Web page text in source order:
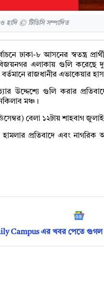
হাদি © টিডিসি সম্পাদিত
ঢাকা-৮ আসনের স্বতন্ত্র
এলাকায় গুলি করেছে
রাজধানীর এভাকেয়ার
উদ্দেশ্যে গুলি করার
মঞ্চ।
বেলা ১২টায় শাহবাগ
প্রতিবাদে এবং
Campus এর খবর পেতে